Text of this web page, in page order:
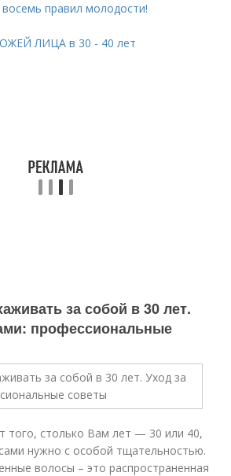
правил молодости!
ЛИЦА в 30 - 40 лет
за собой в 30 лет.
профессиональные
того, столько Вам лет — 30 или 40,
нужно с особой тщательностью.
волосы – это распространенная